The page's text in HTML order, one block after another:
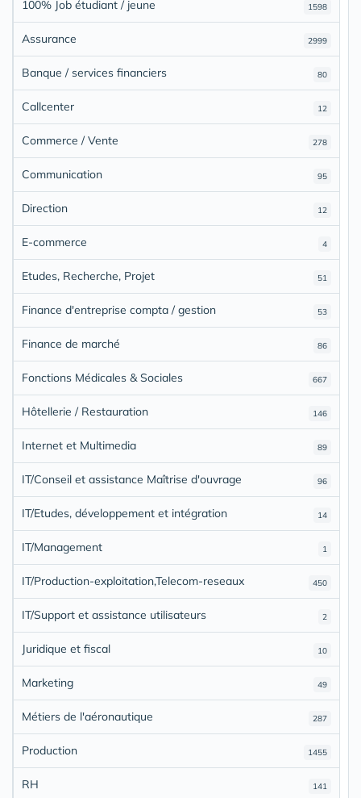
1598
100% Job étudiant / jeune
2999
Assurance
80
Banque / services financiers
12
Callcenter
278
Commerce / Vente
95
Communication
12
Direction
4
E-commerce
51
Etudes, Recherche, Projet
53
Finance d'entreprise compta / gestion
86
Finance de marché
667
Fonctions Médicales & Sociales
146
Hôtellerie / Restauration
89
Internet et Multimedia
96
IT/Conseil et assistance Maîtrise d'ouvrage
14
IT/Etudes, développement et intégration
1
IT/Management
450
IT/Production-exploitation,Telecom-reseaux
2
IT/Support et assistance utilisateurs
10
Juridique et fiscal
49
Marketing
287
Métiers de l'aéronautique
1455
Production
141
RH